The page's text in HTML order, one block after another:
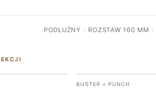
PODŁUŻNY · ROZSTAW 160 MM
BUSTER + PUNCH